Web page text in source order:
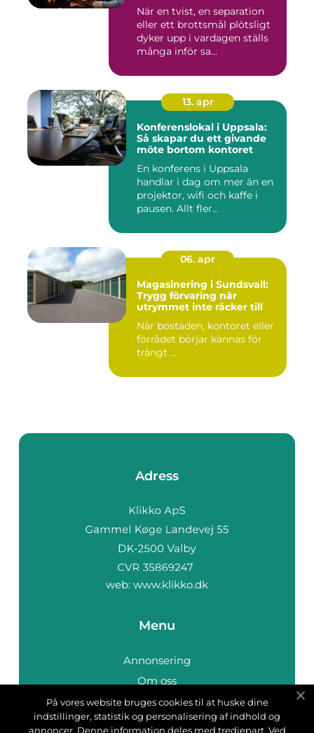
När en tvist, en separation
eller ett brottsmål plötsligt
dyker upp i vardagen ställs
många inför sa...
13. apr
Konferenslokal i Uppsala:
Så skapar du ett givande
möte bortom kontoret
En konferens i Uppsala
handlar i dag om mer än en
projektor, wifi och kaffe i
pausen. Allt fler...
06. apr
Magasinering i Sundsvall:
Trygg förvaring när
utrymmet inte räcker till
När bostaden, kontoret eller
förrådet börjar kännas för
trångt ...
Adress
web: www.klikko.dk
Menu
Annonsering
Om oss
Cookies
Kontakta oss
På vores website bruges cookies til at huske dine
indstillinger, statistik og personalisering af indhold og
annoncer. Denne information deles med tredjepart. Ved